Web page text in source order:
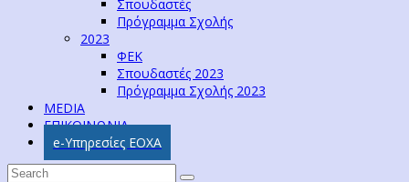
Σπουδαστές
Πρόγραμμα Σχολής
2023
ΦΕΚ
Σπουδαστές 2023
Πρόγραμμα Σχολής 2023
MEDIA
ΕΠΙΚΟΙΝΩΝΙΑ
e-Υπηρεσίες ΕΟΧΑ